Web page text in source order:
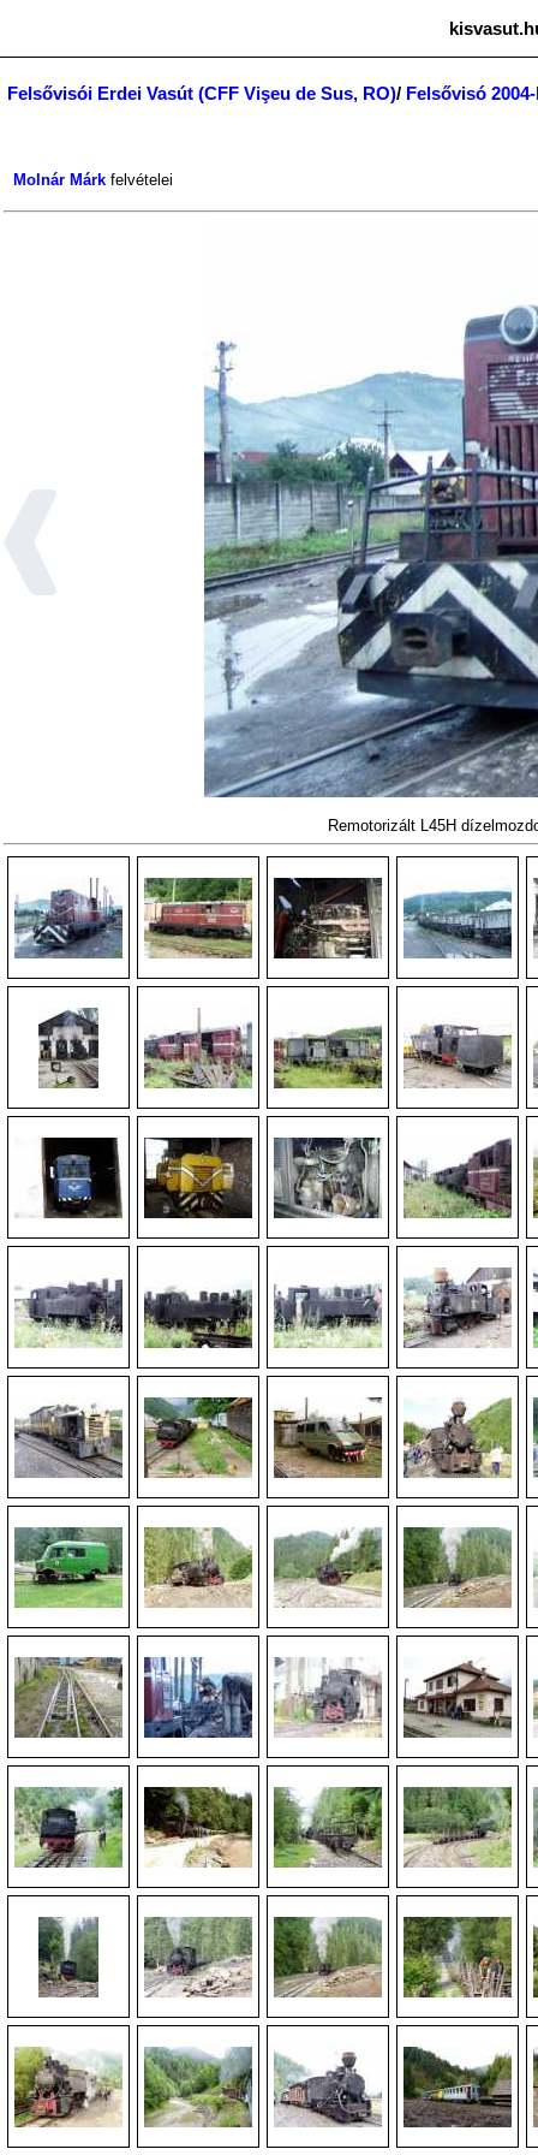
Felsővisói Erdei Vasút (CFF Vişeu de Sus, RO)/ Felsővisó
Molnár Márk felvételei
Remotorizált L45H